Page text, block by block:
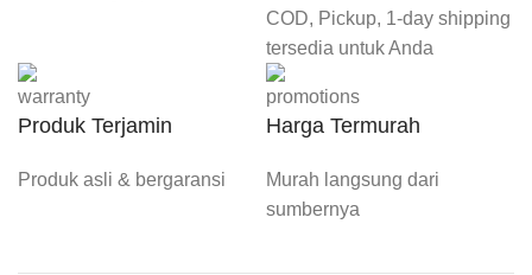
COD, Pickup, 1-day shipping
tersedia untuk Anda
Produk Terjamin
Produk asli & bergaransi
Harga Termurah
Murah langsung dari
sumbernya